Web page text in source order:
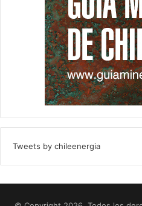
Tweets by chileenergia